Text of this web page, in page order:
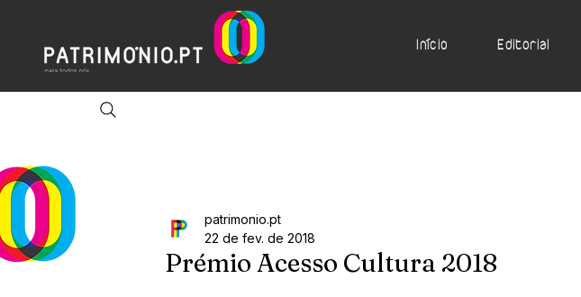
Início Editorial
Prémio Acesso Cultura 2018
patrimonio.pt
22 de fev. de 2018